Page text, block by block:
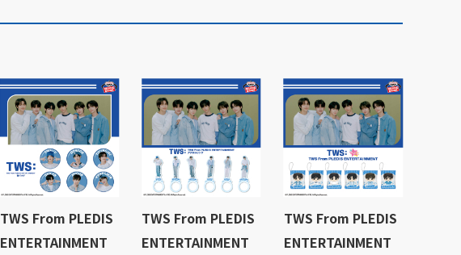
TWS From PLEDIS
ENTERTAINMENT
TWS From PLEDIS
ENTERTAINMENT
TWS From PLEDIS
ENTERTAINMENT